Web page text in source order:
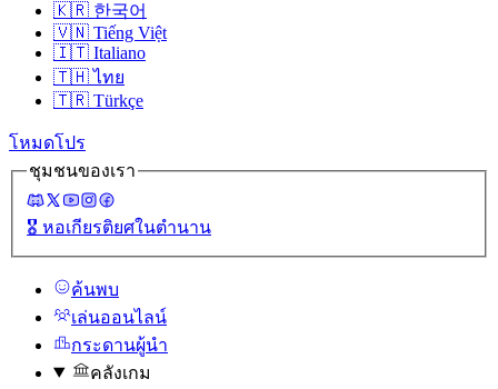
🇰🇷 한국어
🇻🇳 Tiếng Việt
🇮🇹 Italiano
🇹🇭 ไทย
🇹🇷 Türkçe
โหมดโปร
ชุมชนของเรา
🎖️ หอเกียรติยศในตํานาน
ค้นพบ
เล่นออนไลน์
กระดานผู้นํา
คลังเกม